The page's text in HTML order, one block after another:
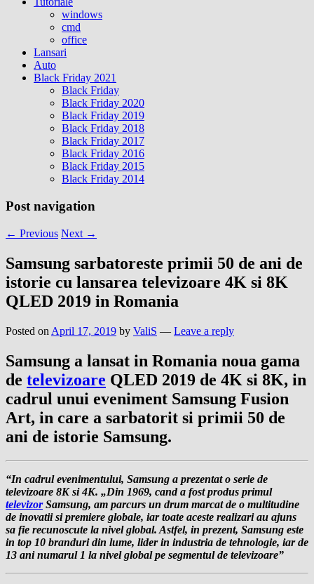
windows
cmd
office
Lansari
Auto
Black Friday 2021
Black Friday
Black Friday 2020
Black Friday 2019
Black Friday 2018
Black Friday 2017
Black Friday 2016
Black Friday 2015
Black Friday 2014
Post navigation
← Previous Next →
Samsung sarbatoreste primii 50 de ani de
istorie cu lansarea televizoare 4K si 8K
QLED 2019 in Romania
Posted on April 17, 2019 by ValiS — Leave a reply
Samsung a lansat in Romania noua gama
de televizoare QLED 2019 de 4K si 8K, in
cadrul unui eveniment Samsung Fusion
Art, in care a sarbatorit si primii 50 de
ani de istorie Samsung.
“In cadrul evenimentului, Samsung a prezentat o serie de
televizoare 8K si 4K. „Din 1969, cand a fost produs primul
televizorSamsung, am parcurs un drum marcat de o multitudine
de inovatii si premiere globale, iar toate aceste realizari au ajuns
sa fie recunoscute la nivel global. Astfel, in prezent, Samsung este
in top 10 branduri din lume, lider in industria de tehnologie, iar de
13 ani numarul 1 la nivel global pe segmentul de televizoare”